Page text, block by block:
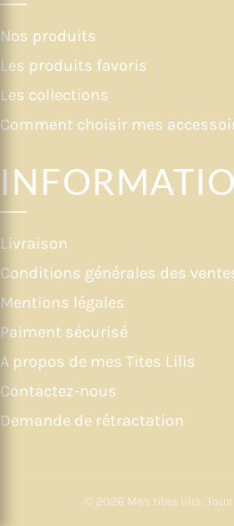
Nos produits
Les produits favoris
Les collections
Comment choisir mes
Livraison
Conditions générales des
Mentions légales
Paiment sécurisé
A propos de mes Tites Lilis
Contactez-nous
Demande de rétractation
© 2026 Mes tites lilis.